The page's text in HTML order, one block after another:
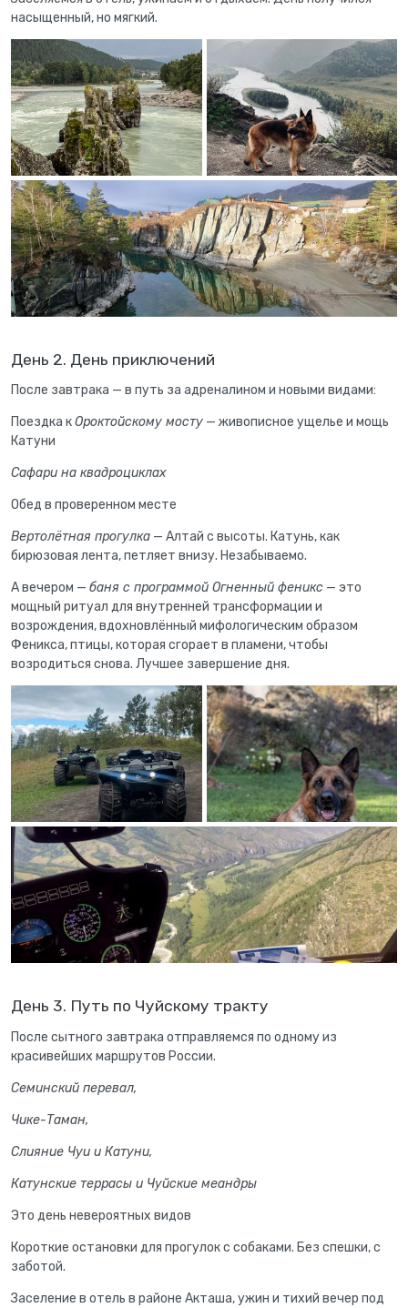
насыщенный, но мягкий.
День 2. День приключений
После завтрака — в путь за адреналином и новыми видами:
Поездка кОроктойскому мосту — живописное ущелье и мощь
Катуни
Сафари на квадроциклах
Обед в проверенном месте
Вертолётная прогулка — Алтай с высоты. Катунь, как
бирюзовая лента, петляет внизу. Незабываемо.
А вечером — баня с программой Огненный феникс — это
мощный ритуал для внутренней трансформации и
возрождения, вдохновлённый мифологическим образом
Феникса, птицы, которая сгорает в пламени, чтобы
возродиться снова. Лучшее завершение дня.
День 3. Путь по Чуйскому тракту
После сытного завтрака отправляемся по одному из
красивейших маршрутов России.
Семинский перевал,
Чике-Таман,
Слияние Чуи и Катуни,
Катунские террасы и Чуйские меандры
Это день невероятных видов
Короткие остановки для прогулок с собаками. Без спешки, с
заботой.
Заселение в отель в районе Акташа, ужин и тихий вечер под